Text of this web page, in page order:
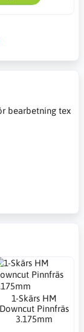
bearbetning tex
1-Skärs HM
Downcut Pinnfräs
3.175mm